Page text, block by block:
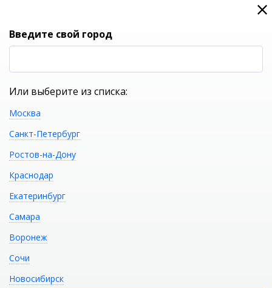
0
Введите свой город
Или выберите из списка:
Москва
Санкт-Петербург
Ростов-на-Дону
Краснодар
Екатеринбург
Самара
Воронеж
Сочи
Новосибирск